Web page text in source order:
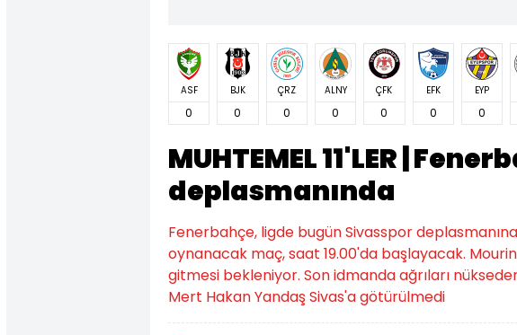
ASF
0
BJK
0
ÇRZ
0
ALNY
0
ÇFK
0
EFK
0
EYP
0
MUHTEMEL 11'LER |
deplasmanında
Fenerbahçe, ligde bugün Sivasspor
oynanacak maç, saat 19.00'da başlayacak.
gitmesi bekleniyor. Son idmanda ağrıları
Mert Hakan Yandaş Sivas'a götürülmedi